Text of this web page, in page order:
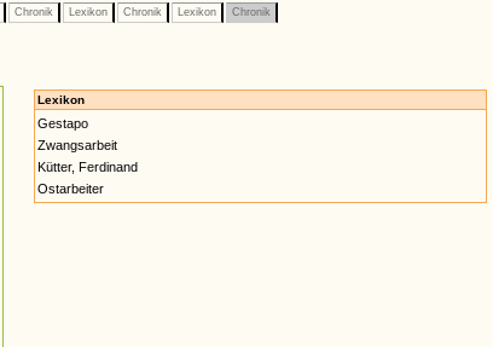
Chronik Lexikon Chronik Lexikon Chronik
Lexikon
Gestapo
Zwangsarbeit
Kütter, Ferdinand
Ostarbeiter